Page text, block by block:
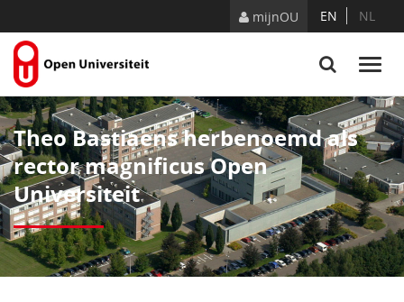
mijnOU EN NL
Theo Bastiaens herbenoemd als
rector magnificus Open
Universiteit